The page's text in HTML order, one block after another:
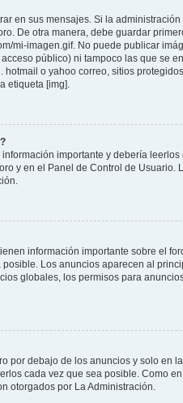
en sus mensajes. Si la
De otra manera, debe guardar
mi-imagen.gif. No puede publicar
público) ni tampoco las que se
hotmail o yahoo correo, sitios
etiqueta [img].
importante y debería
y en el Panel de Control de Usuario.
información importante sobre el
Los anuncios aparecen al
globales, los permisos para
por debajo de los anuncios y solo en
cada vez que sea posible. Como
otorgados por La Administración.